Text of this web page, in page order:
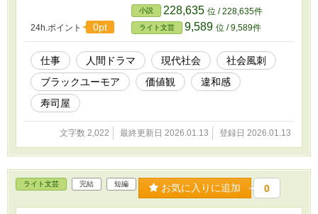
か」を問いかける短編小説。
24h.ポイント 0pt
小説 228,635 位 / 228,635件
ライト文芸 9,589 位 / 9,589件
仕事 人間ドラマ 現代社会
社会風刺
ブラックユーモア
価値観
違和感
寿司屋
文字数 2,022 最終更新日 2026.01.13 登録日 2026.01.13
ライト文芸 完結 短編 お気に入りに追加 0